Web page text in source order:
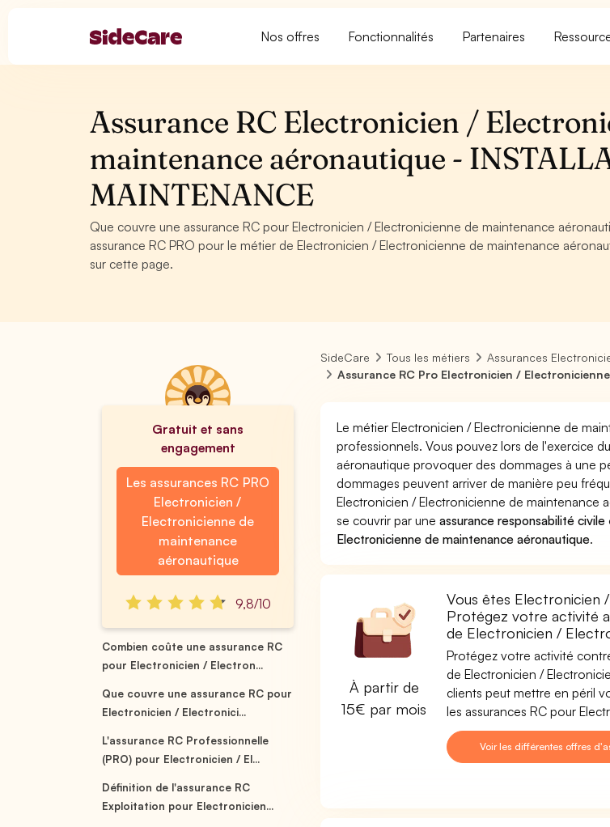
Nos offres Fonctionnalités Partenaires
Assurance RC Electronicien /
maintenance aéronautique -
MAINTENANCE
Que couvre une assurance RC pour Electronicien / Electronicienne de maintenance
assurance RC PRO pour le métier de Electronicien / Electronicienne de maintenance
sur cette page.
Gratuit et sans
engagement
Les assurances RC PRO
Electronicien /
Electronicienne de
maintenance
aéronautique
9,8/10
Combien coûte une assurance RC
pour Electronicien / Electron...
Que couvre une assurance RC pour
Electronicien / Electronici...
L'assurance RC Professionnelle
(PRO) pour Electronicien / El...
Définition de l'assurance RC
Exploitation pour Electronicien...
SideCare Tous les métiers
Assurances
Assurance RC Pro Electronicien /
Le métier Electronicien / Electronicienne de
professionnels. Vous pouvez lors de l'exercice
aéronautique provoquer des dommages à une
dommages peuvent arriver de manière peu
Electronicien / Electronicienne de maintenance
se couvrir par uneassurance responsabilité civile
Electronicienne de maintenance aéronautique.
À partir de
15€ par mois
Vous êtes Electronicien
Protégez votre activité
de Electronicien /
Protégez votre activité
de Electronicien /
clients peut mettre en péril
les assurances RC pour
Voir les différentes offres